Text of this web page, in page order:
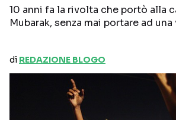
10 anni fa la rivolta che portò alla
Mubarak, senza mai portare ad
di REDAZIONE BLOGO